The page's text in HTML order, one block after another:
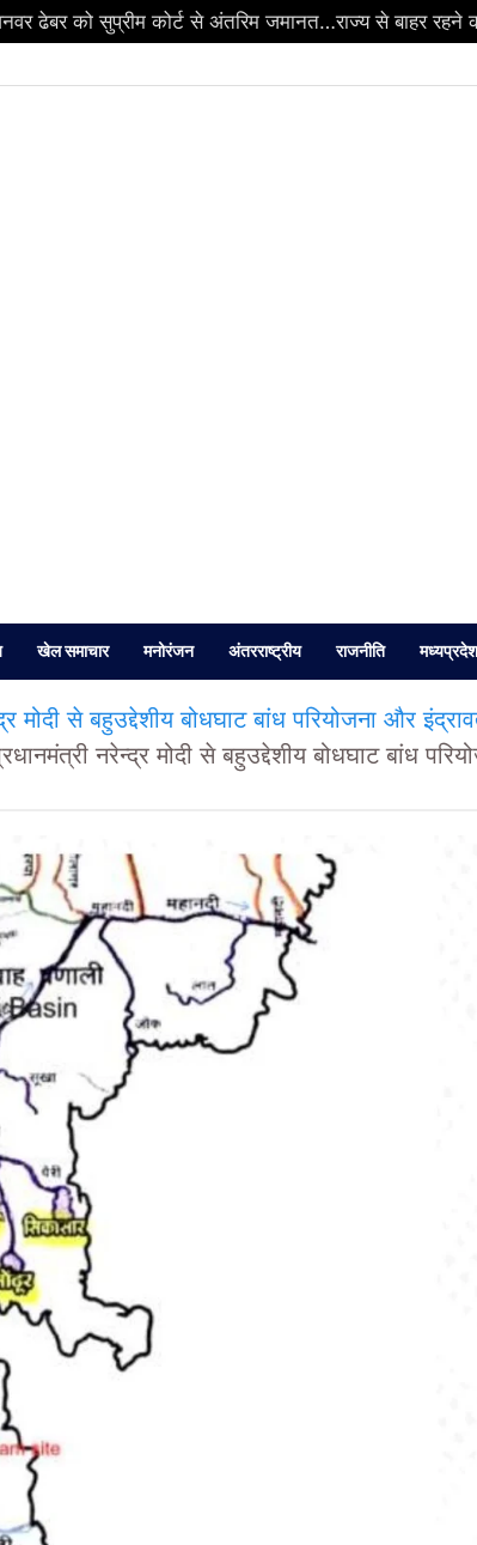
ढेबर को सुप्रीम कोर्ट से अंतरिम जमानत…राज्य से बाहर रहने
खेल समाचार मनोरंजन अंतरराष्ट्रीय राजनीति मध्यप्रदेश
से बहुउद्देशीय बोधघाट बांध परियोजना और
नरेन्द्र मोदी से बहुउद्देशीय बोधघाट बांध